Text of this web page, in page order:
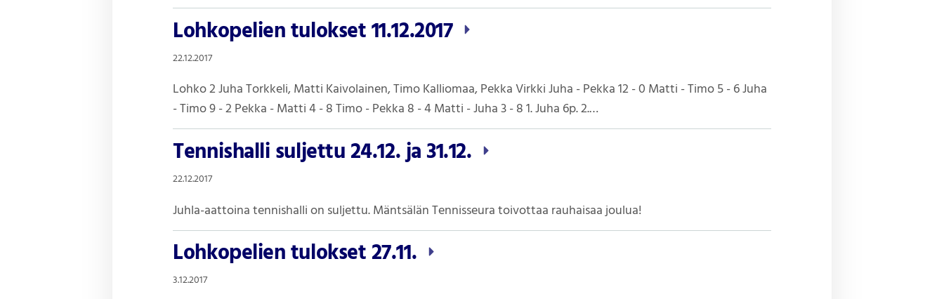
Lohkopelien tulokset 11.12.2017
22.12.2017
Lohko 2 Juha Torkkeli, Matti Kaivolainen, Timo Kalliomaa, Pekka Virkki Juha - Pekka 12 - 0 Matti - Timo 5 - 6 Juha
- Timo 9 - 2 Pekka - Matti 4 - 8 Timo - Pekka 8 - 4 Matti - Juha 3 - 8 1. Juha 6p. 2.…
Tennishalli suljettu 24.12. ja 31.12.
22.12.2017
Juhla-aattoina tennishalli on suljettu. Mäntsälän Tennisseura toivottaa rauhaisaa joulua!
Lohkopelien tulokset 27.11.
3.12.2017